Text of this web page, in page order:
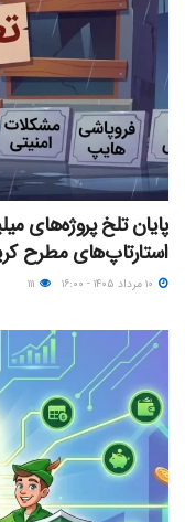
استارتاپ‌های مطرح